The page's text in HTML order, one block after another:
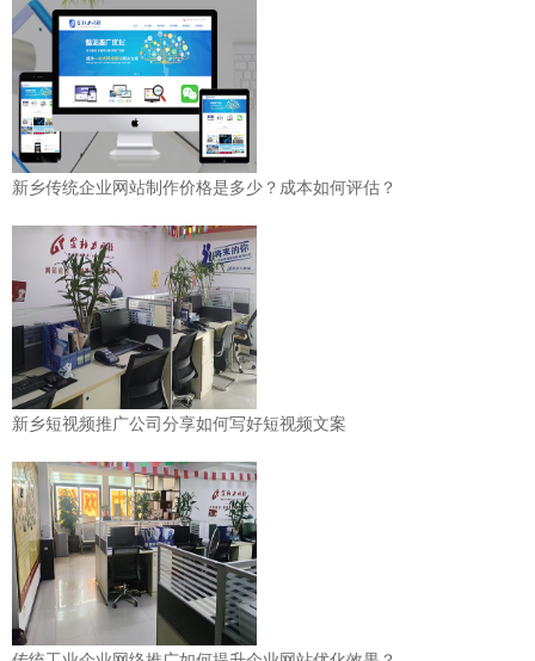
新乡传统企业网站制作价格是多少？成本如何评估？
新乡短视频推广公司分享如何写好短视频文案